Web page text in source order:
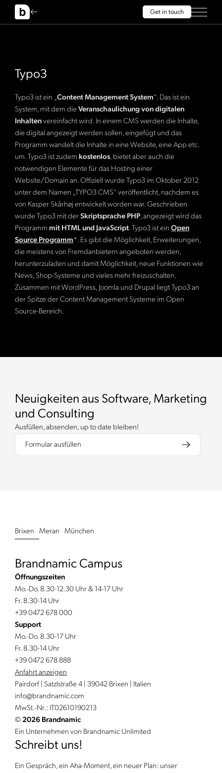
Get in touch
Typo3
Typo3 ist ein „Content Management System“. Das ist ein
System, mit dem die Veranschaulichung von digitalen
Inhaltenvereinfacht wird. In einem CMS werden die Inhalte,
die digital angezeigt werden sollen, eingefügt und das
Programm wandelt die Inhalte in eine Website, eine App etc.
um. Typo3 ist zudem kostenlos, bietet aber auch die
notwendigen Elemente für das Hosting einer
Website/Domain an. Offiziell wurde Typo3 im Oktober 2012
unter dem Namen „TYPO3 CMS“ veröffentlicht, nachdem es
von Kasper Skårhøj entwickelt worden war. Geschrieben
wurde Typo3 mit derSkriptsprache PHP, angezeigt wird das
Programm mit HTML und JavaScript. Typo3 ist ein Open
Source Programm*. Es gibt die Möglichkeit, Erweiterungen,
die meistens von Fremdanbietern angeboten werden,
herunterzuladen und damit Möglichkeit, neue Funktionen wie
News, Shop-Systeme und vieles mehr freizuschalten.
Zusammen mit WordPress, Joomla und Drupal liegt Typo3 an
der Spitze der Content Management Systeme im Open
Source-Bereich.
Neuigkeiten aus Software, Marketing
und Consulting
Ausfüllen, absenden, up to date bleiben!
Formular ausfüllen
Brixen Meran München
Brandnamic Campus
Öffnungszeiten
Mo.-Do. 8.30-12.30 Uhr & 14-17 Uhr
Fr. 8.30-14 Uhr
+39 0472 678 000
Support
Mo.-Do. 8.30-17 Uhr
Fr. 8.30-14 Uhr
+39 0472 678 888
Anfahrt anzeigen
Pairdorf | Satzlstraße 4 | 39042 Brixen | Italien
info@brandnamic.com
MwSt.-Nr.: IT02610190213
© 2026 Brandnamic
Ein Unternehmen von Brandnamic Unlimited
Schreibt uns!
Ein Gespräch, ein Aha-Moment, ein neuer Plan: unser